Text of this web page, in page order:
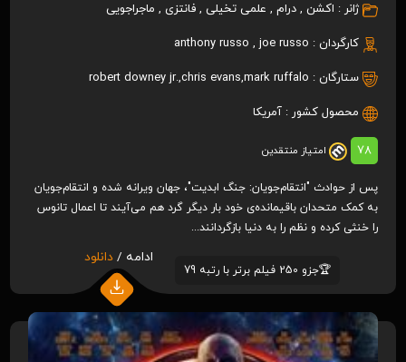
ژانر : اکشن ,درام , علمی تخیلی ,فانتزی , ماجراجویی
کارگردان : anthony russo , joe russo
ستارگان : robert downey jr.,chris evans,mark ruffalo
محصول کشور : آمریکا
78 امتیاز منتقدین
پس از حوادث "انتقام‌جویان: جنگ ابدیت"، جهان ویرانه شده و انتقام‌جویان
به کمک متحدان باقیمانده‌ی خود بار دیگر گرد هم می‌آیند تا اعمال تانوس
را خنثی کرده و نظم را به دنیا بازگردانند...
🏆جزو 250 فیلم برتر با رتبه 79
ادامه /دانلود